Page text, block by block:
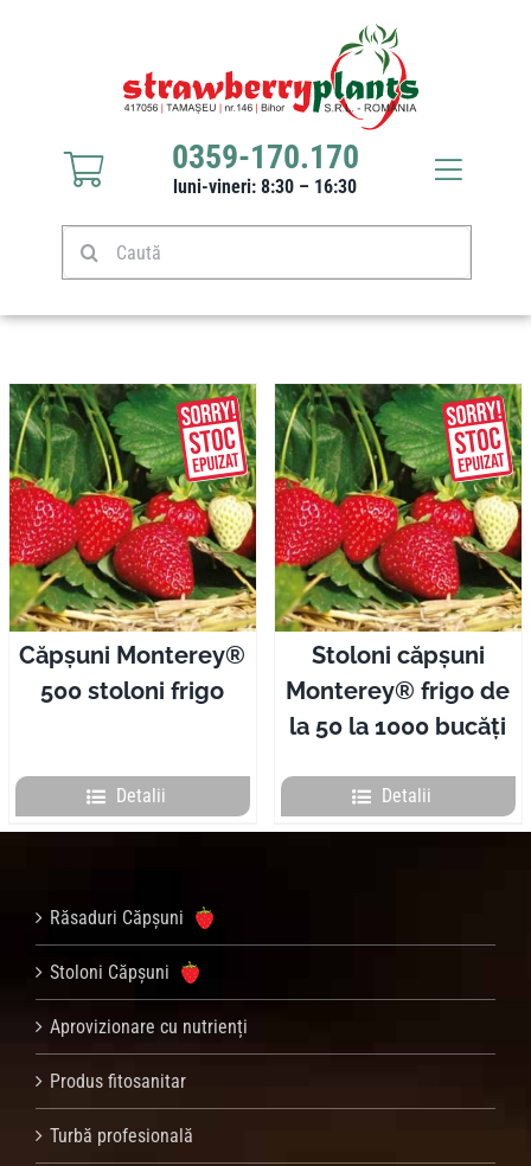
Caută
0359-170.170
luni-vineri: 8:30 – 16:30
Toggle
Răsaduri căpșuni
Stoloni căpșuni
Produse
Culturi
Pliante
Contact
Contul meu
Coșul meu
Căpșuni Monterey®
500 stoloni frigo
Detalii
Stoloni căpșuni
Monterey® frigo de
la 50 la 1000 bucăți
Detalii
Răsaduri Căpșuni
Stoloni Căpșuni
Aprovizionare cu nutrienți
Produs fitosanitar
Turbă profesională